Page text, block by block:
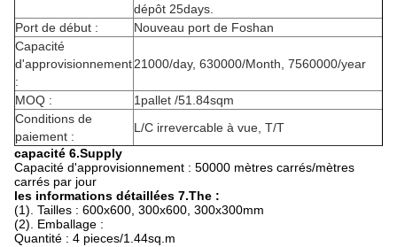
dépôt 25days.
Port de début :
Nouveau port de Foshan
Capacité
d'approvisionnement
:
21000/day, 630000/Month, 7560000/year
MOQ :
1pallet /51.84sqm
Conditions de
paiement :
L/C irrevercable à vue, T/T
capacité 6.Supply
Capacité d'approvisionnement : 50000 mètres carrés/mètres
carrés par jour
les informations détaillées 7.The :
(1). Tailles : 600x600, 300x600, 300x300mm
(2). Emballage :
Quantité : 4 pieces/1.44sq.m